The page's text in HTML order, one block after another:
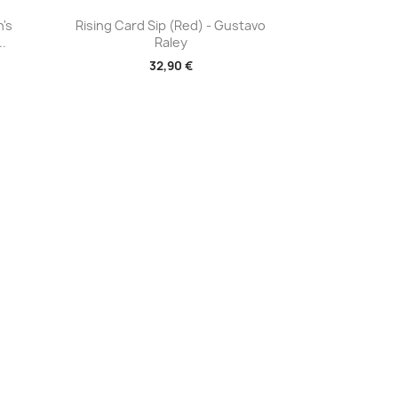
Aperçu rapide
Rising Card Sip (Red) - Gustavo
Raley
32,90 €